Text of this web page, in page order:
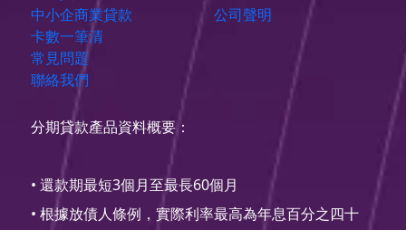
中小企商業貸款
卡數一筆清
常見問題
聯絡我們
公司聲明
分期貸款產品資料概要：
• 還款期最短3個月至最長60個月
• 根據放債人條例，實際利率最高為年息百分之四十